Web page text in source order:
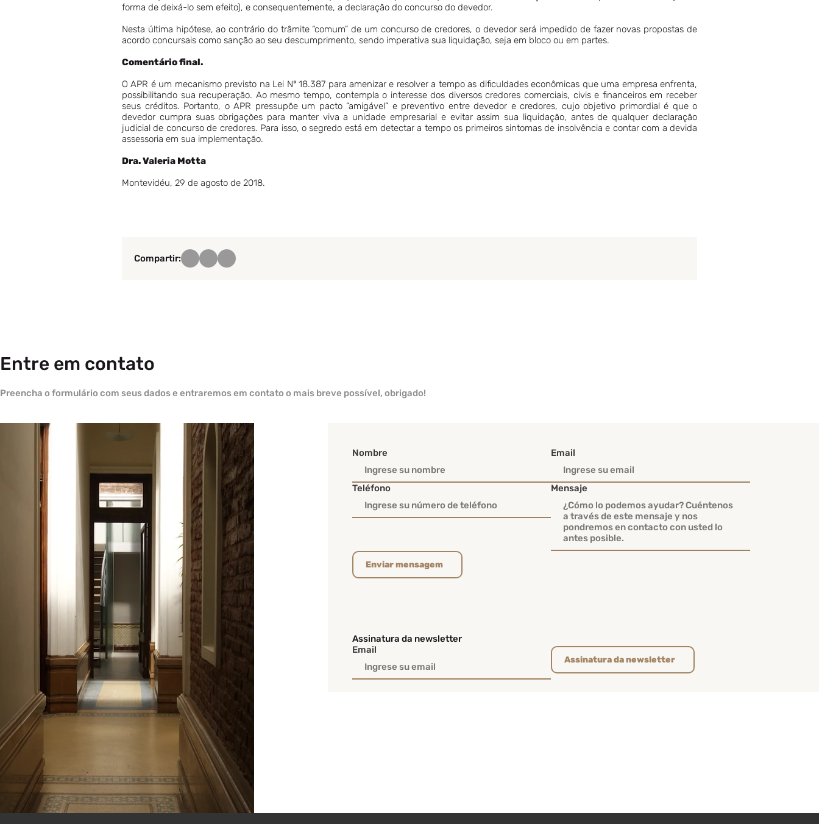
forma de deixá-lo sem efeito), e consequentemente, a declaração do concurso do devedor.
Nesta última hipótese, ao contrário do trâmite “comum” de um concurso de credores, o devedor será impedido de fazer novas propostas de
acordo concursais como sanção ao seu descumprimento, sendo imperativa sua liquidação, seja em bloco ou em partes.
Comentário final.
O APR é um mecanismo previsto na Lei Nº 18.387 para amenizar e resolver a tempo as dificuldades econômicas que uma empresa enfrenta,
possibilitando sua recuperação. Ao mesmo tempo, contempla o interesse dos diversos credores comerciais, civis e financeiros em receber
seus créditos. Portanto, o APR pressupõe um pacto “amigável” e preventivo entre devedor e credores, cujo objetivo primordial é que o
devedor cumpra suas obrigações para manter viva a unidade empresarial e evitar assim sua liquidação, antes de qualquer declaração
judicial de concurso de credores. Para isso, o segredo está em detectar a tempo os primeiros sintomas de insolvência e contar com a devida
assessoria em sua implementação.
Dra. Valeria Motta
Montevidéu, 29 de agosto de 2018.
Compartir:
Entre em contato
Preencha o formulário com seus dados e entraremos em contato o mais breve possível, obrigado!
Nombre Email
Teléfono Mensaje
Enviar mensagem
Assinatura da newsletter
Email
Assinatura da newsletter